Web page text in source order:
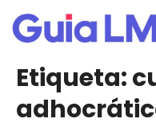
Etiqueta: